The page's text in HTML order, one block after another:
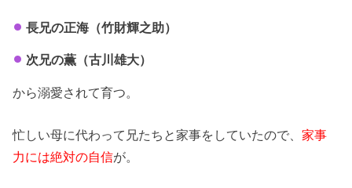
長兄の正海（竹財輝之助）
次兄の薫（古川雄大）
から溺愛されて育つ。
忙しい母に代わって兄たちと家事をしていたので、家事
力には絶対の自信が。